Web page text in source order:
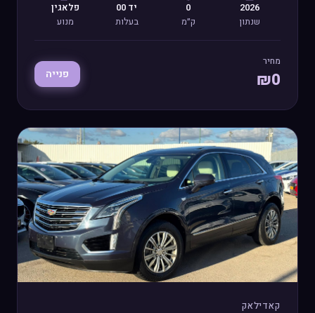
2026
שנתון
0
ק״מ
יד 00
בעלות
פלאגין
מנוע
מחיר
₪0 פנייה
קאדילאק